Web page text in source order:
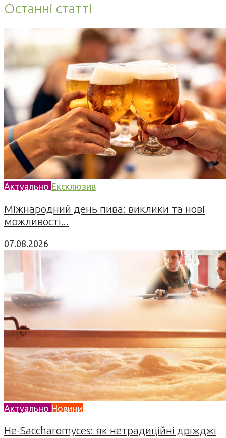
Останні статті
Актуально Ексклюзив
Міжнародний день пива: виклики та нові
можливості...
07.08.2026
Актуально Новини
Не-Saccharomyces: як нетрадиційні дріжджі